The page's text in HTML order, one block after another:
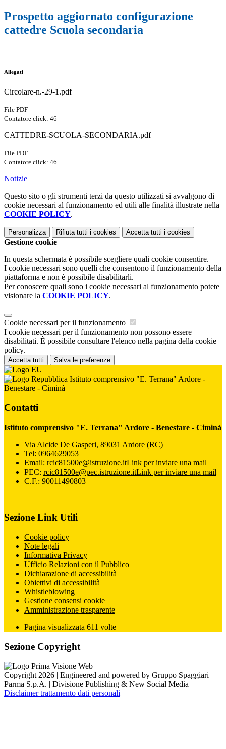
Prospetto aggiornato configurazione
cattedre Scuola secondaria
Allegati
Circolare-n.-29-1.pdf
File PDF
Contatore click: 46
CATTEDRE-SCUOLA-SECONDARIA.pdf
File PDF
Contatore click: 46
Notizie
Questo sito o gli strumenti terzi da questo utilizzati si avvalgono di
cookie necessari al funzionamento ed utili alle finalità illustrate nella
COOKIE POLICY.
Personalizza Rifiuta tutti i cookies Accetta tutti i cookies
Gestione cookie
In questa schermata è possibile scegliere quali cookie consentire.
I cookie necessari sono quelli che consentono il funzionamento della
piattaforma e non è possibile disabilitarli.
Per conoscere quali sono i cookie necessari al funzionamento potete
visionare la COOKIE POLICY.
Cookie necessari per il funzionamento
I cookie necessari per il funzionamento non possono essere
disabilitati. È possibile consultare l'elenco nella pagina della cookie
policy.
Accetta tutti Salva le preferenze
Istituto comprensivo "E. Terrana" Ardore -
Benestare - Ciminà
Contatti
Istituto comprensivo "E. Terrana" Ardore - Benestare - Ciminà
Via Alcide De Gasperi, 89031 Ardore (RC)
Tel: 0964629053
Email: rcic81500e@istruzione.itLink per inviare una mail
PEC: rcic81500e@pec.istruzione.itLink per inviare una mail
C.F.: 90011490803
Sezione Link Utili
Cookie policy
Note legali
Informativa Privacy
Ufficio Relazioni con il Pubblico
Dichiarazione di accessibilità
Obiettivi di accessibilità
Whistleblowing
Gestione consensi cookie
Amministrazione trasparente
Pagina visualizzata 611 volte
Sezione Copyright
Copyright 2026 | Engineered and powered by Gruppo Spaggiari
Parma S.p.A. | Divisione Publishing & New Social Media
Disclaimer trattamento dati personali